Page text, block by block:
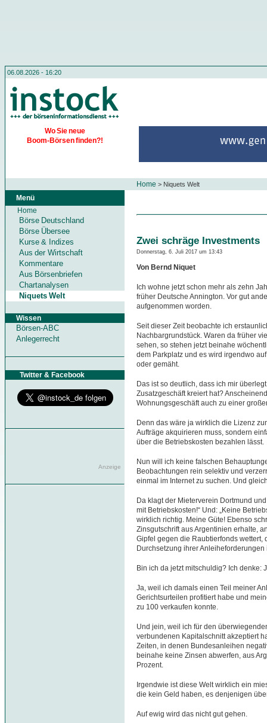
06.08.2026 - 16:20
Wo Sie neue
Boom-Börsen finden?!
Home > Niquets Welt
Menü
Home
Börse Deutschland
Börse Übersee
Kurse & Indizes
Aus der Wirtschaft
Kommentare
Aus Börsenbriefen
Chartanalysen
Niquets Welt
Wissen
Börsen-ABC
Anlegerrecht
Twitter & Facebook
Anzeige
Zwei schräge Investments
Donnerstag, 6. Juli 2017 um 13:43
Von Bernd Niquet
Ich wohne jetzt schon mehr als zehn
früher Deutsche Annington. Vor gut
aufgenommen worden.
Seit dieser Zeit beobachte ich
Nachbargrundstück. Waren da früher
sehen, so stehen jetzt beinahe
dem Parkplatz und es wird irgendwo
oder gemäht.
Das ist so deutlich, dass ich mir
Zusatzgeschäft kreiert hat?
Wohnungsgeschäft auch zu einer
Denn das wäre ja wirklich die Lizenz
Aufträge akquirieren muss, sondern
über die Betriebskosten bezahlen lässt.
Nun will ich keine falschen
Beobachtungen rein selektiv und
einmal im Internet zu suchen. Und
Da klagt der Mieterverein Dortmund
mit Betriebskosten!“ Und: „Keine
wirklich richtig. Meine Güte! Ebenso
Zinsgutschrift aus Argentinien erhalte,
Gipfel gegen die Raubtierfonds
Durchsetzung ihrer
Bin ich da jetzt mitschuldig? Ich denke:
Ja, weil ich damals einen Teil meiner
Gerichtsurteilen profitiert habe und
zu 100 verkaufen konnte.
Und jein, weil ich für den
verbundenen Kapitalschnitt akzeptiert
Zeiten, in denen Bundesanleihen
beinahe keine Zinsen abwerfen, aus
Prozent.
Irgendwie ist diese Welt wirklich ein
die kein Geld haben, es denjenigen
Auf ewig wird das nicht gut gehen.